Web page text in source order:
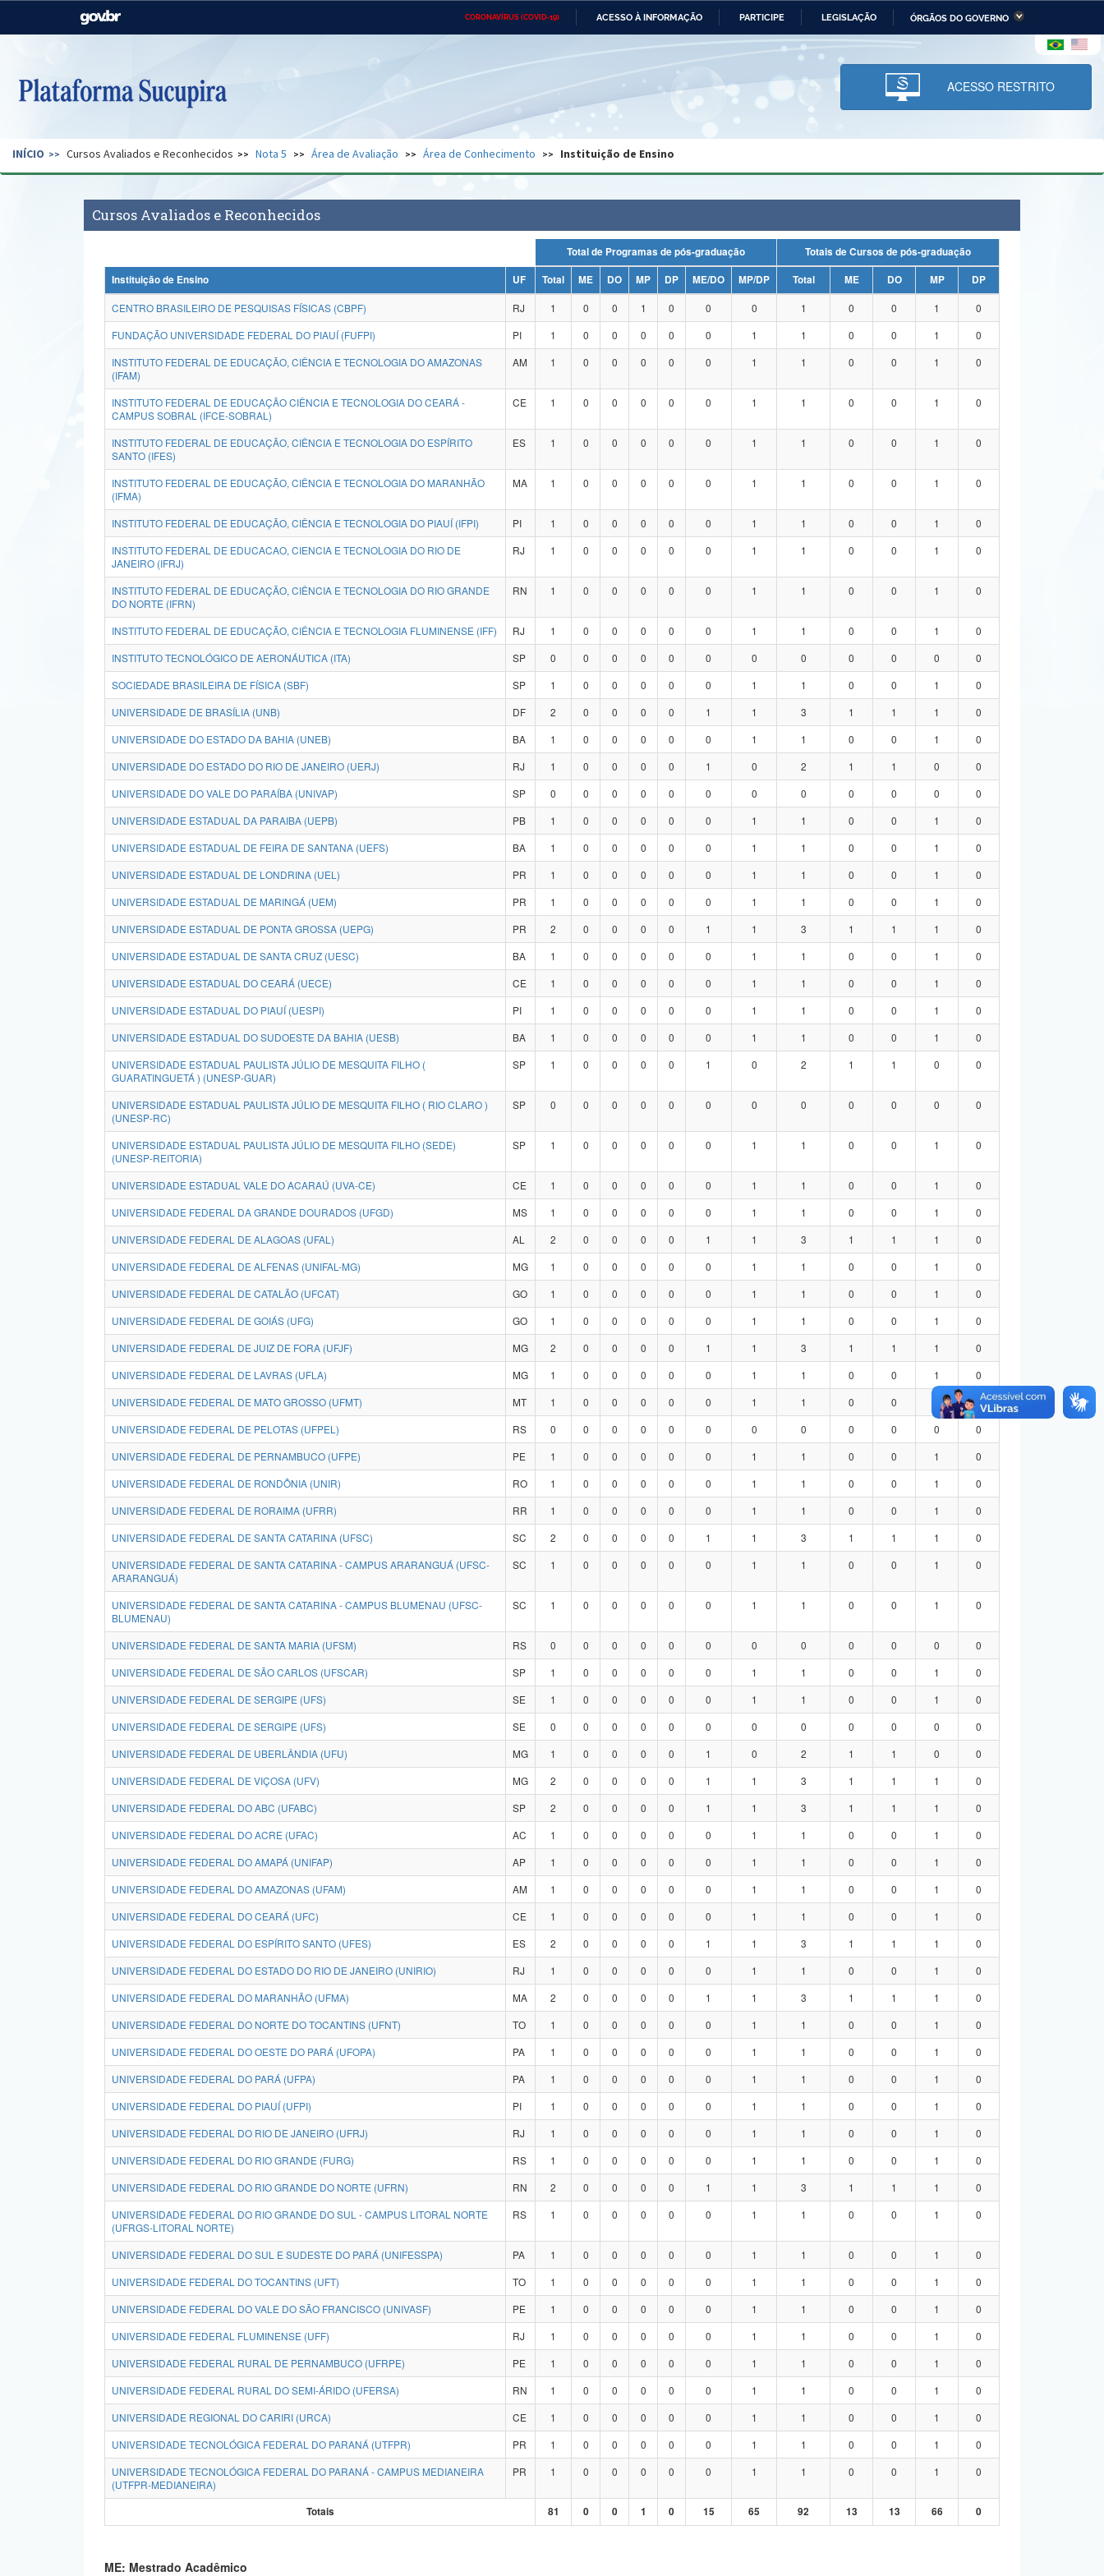
CORONAVÍRUS (COVID-19) ACESSO À INFORMAÇÃO PARTICIPE LEGISLAÇÃO ÓRGÃOS DO GOVERNO
Casa Civil Ministério das Relações Ministério da Economia Ministério da Infraestrutura
Pecuária e Abastecimento
Ministério da Ciência,
Tecnologia, Inovações e
Comunicações
Ministério do Desenvolvimento
Regional e dos Direitos Humanos
Secretaria de Governo Gabinete de Segurança Advocacia-Geral da União Banco Central do Brasil Planalto
ACESSO RESTRITO
INÍCIO Cursos Avaliados e Reconhecidos Nota 5 Área de Avaliação Área de Conhecimento Instituição de Ensino
Cursos Avaliados e Reconhecidos
Total de Programas de pós-graduação
Totais de Cursos de pós-graduação
Instituição de Ensino
UF Total ME DO MP DP ME/DO MP/DP Total ME DO MP
DP
CENTRO BRASILEIRO DE PESQUISAS FÍSICAS (CBPF)
RJ 1 0 0 1 0 0 0 1 0 0 1
0
FUNDAÇÃO UNIVERSIDADE FEDERAL DO PIAUÍ (FUFPI)
PI 1 0 0 0 0 0 1 1 0 0 1
0
INSTITUTO FEDERAL DE EDUCAÇÃO, CIÊNCIA E TECNOLOGIA DO AMAZONAS
(IFAM)
AM 1 0 0 0 0 0 1 1 0 0 1 0
INSTITUTO FEDERAL DE EDUCAÇÃO CIÊNCIA E TECNOLOGIA DO CEARÁ -
CAMPUS SOBRAL (IFCE-SOBRAL)
CE 1 0 0 0 0 0 1 1 0 0 1 0
INSTITUTO FEDERAL DE EDUCAÇÃO, CIÊNCIA E TECNOLOGIA DO ESPÍRITO
SANTO (IFES)
ES 1 0 0 0 0 0 1 1 0 0 1 0
INSTITUTO FEDERAL DE EDUCAÇÃO, CIÊNCIA E TECNOLOGIA DO MARANHÃO
(IFMA)
MA 1 0 0 0 0 0 1 1 0 0 1 0
INSTITUTO FEDERAL DE EDUCAÇÃO, CIÊNCIA E TECNOLOGIA DO PIAUÍ (IFPI) PI 1 0 0 0 0 0 1 1 0 0 1
0
INSTITUTO FEDERAL DE EDUCACAO, CIENCIA E TECNOLOGIA DO RIO DE
JANEIRO (IFRJ)
RJ 1 0 0 0 0 0 1 1 0 0 1 0
INSTITUTO FEDERAL DE EDUCAÇÃO, CIÊNCIA E TECNOLOGIA DO RIO GRANDE
DO NORTE (IFRN)
RN 1 0 0 0 0 0 1 1 0 0 1 0
INSTITUTO FEDERAL DE EDUCAÇÃO, CIÊNCIA E TECNOLOGIA FLUMINENSE (IFF) RJ 1 0 0 0 0 0 1 1 0 0 1
0
INSTITUTO TECNOLÓGICO DE AERONÁUTICA (ITA)
SP 0 0 0 0 0 0 0 0 0 0 0
0
SOCIEDADE BRASILEIRA DE FÍSICA (SBF)
SP 1 0 0 0 0 0 1 1 0 0 1
0
UNIVERSIDADE DE BRASÍLIA (UNB)
DF 2 0 0 0 0 1 1 3 1 1 1
0
UNIVERSIDADE DO ESTADO DA BAHIA (UNEB)
BA 1 0 0 0 0 0 1 1 0 0 1
0
UNIVERSIDADE DO ESTADO DO RIO DE JANEIRO (UERJ)
RJ 1 0 0 0 0 1 0 2 1 1 0
0
UNIVERSIDADE DO VALE DO PARAÍBA (UNIVAP)
SP 0 0 0 0 0 0 0 0 0 0 0
0
UNIVERSIDADE ESTADUAL DA PARAIBA (UEPB)
PB 1 0 0 0 0 0 1 1 0 0 1
0
UNIVERSIDADE ESTADUAL DE FEIRA DE SANTANA (UEFS)
BA 1 0 0 0 0 0 1 1 0 0 1
0
UNIVERSIDADE ESTADUAL DE LONDRINA (UEL)
PR 1 0 0 0 0 0 1 1 0 0 1
0
UNIVERSIDADE ESTADUAL DE MARINGÁ (UEM)
PR 1 0 0 0 0 0 1 1 0 0 1
0
UNIVERSIDADE ESTADUAL DE PONTA GROSSA (UEPG)
PR 2 0 0 0 0 1 1 3 1 1 1
0
UNIVERSIDADE ESTADUAL DE SANTA CRUZ (UESC)
BA 1 0 0 0 0 0 1 1 0 0 1
0
UNIVERSIDADE ESTADUAL DO CEARÁ (UECE)
CE 1 0 0 0 0 0 1 1 0 0 1
0
UNIVERSIDADE ESTADUAL DO PIAUÍ (UESPI)
PI 1 0 0 0 0 0 1 1 0 0 1
0
UNIVERSIDADE ESTADUAL DO SUDOESTE DA BAHIA (UESB)
BA 1 0 0 0 0 0 1 1 0 0 1
0
UNIVERSIDADE ESTADUAL PAULISTA JÚLIO DE MESQUITA FILHO (
GUARATINGUETÁ ) (UNESP-GUAR)
SP 1 0 0 0 0 1 0 2 1 1 0 0
UNIVERSIDADE ESTADUAL PAULISTA JÚLIO DE MESQUITA FILHO ( RIO CLARO )
(UNESP-RC)
SP 0 0 0 0 0 0 0 0 0 0 0 0
UNIVERSIDADE ESTADUAL PAULISTA JÚLIO DE MESQUITA FILHO (SEDE)
(UNESP-REITORIA)
SP 1 0 0 0 0 0 1 1 0 0 1 0
UNIVERSIDADE ESTADUAL VALE DO ACARAÚ (UVA-CE) CE 1 0 0 0 0 0 1 1 0 0 1
0
UNIVERSIDADE FEDERAL DA GRANDE DOURADOS (UFGD)
MS 1 0 0 0 0 0 1 1 0 0 1
0
UNIVERSIDADE FEDERAL DE ALAGOAS (UFAL)
AL 2 0 0 0 0 1 1 3 1 1 1
0
UNIVERSIDADE FEDERAL DE ALFENAS (UNIFAL-MG)
MG 1 0 0 0 0 0 1 1 0 0 1
0
UNIVERSIDADE FEDERAL DE CATALÃO (UFCAT)
GO 1 0 0 0 0 0 1 1 0 0 1
0
UNIVERSIDADE FEDERAL DE GOIÁS (UFG)
GO 1 0 0 0 0 0 1 1 0 0 1
0
UNIVERSIDADE FEDERAL DE JUIZ DE FORA (UFJF)
MG 2 0 0 0 0 1 1 3 1 1 1
0
UNIVERSIDADE FEDERAL DE LAVRAS (UFLA)
MG 1 0 0 0 0 0 1 1 0 0 1
0
UNIVERSIDADE FEDERAL DE MATO GROSSO (UFMT)
MT 1 0 0 0 0 0 1 1 0 0
0
UNIVERSIDADE FEDERAL DE PELOTAS (UFPEL)
RS 0 0 0 0 0 0 0 0 0 0 0
0
UNIVERSIDADE FEDERAL DE PERNAMBUCO (UFPE)
PE 1 0 0 0 0 0 1 1 0 0 1
0
UNIVERSIDADE FEDERAL DE RONDÔNIA (UNIR)
RO 1 0 0 0 0 0 1 1 0 0 1
0
UNIVERSIDADE FEDERAL DE RORAIMA (UFRR)
RR 1 0 0 0 0 0 1 1 0 0 1
0
UNIVERSIDADE FEDERAL DE SANTA CATARINA (UFSC)
SC 2 0 0 0 0 1 1 3 1 1 1
0
UNIVERSIDADE FEDERAL DE SANTA CATARINA - CAMPUS ARARANGUÁ (UFSC-
ARARANGUÁ)
SC 1 0 0 0 0 0 1 1 0 0 1 0
UNIVERSIDADE FEDERAL DE SANTA CATARINA - CAMPUS BLUMENAU (UFSC-
BLUMENAU)
SC 1 0 0 0 0 0 1 1 0 0 1 0
UNIVERSIDADE FEDERAL DE SANTA MARIA (UFSM) RS 0 0 0 0 0 0 0 0 0 0 0
0
UNIVERSIDADE FEDERAL DE SÃO CARLOS (UFSCAR)
SP 1 0 0 0 0 0 1 1 0 0 1
0
UNIVERSIDADE FEDERAL DE SERGIPE (UFS)
SE 1 0 0 0 0 0 1 1 0 0 1
0
UNIVERSIDADE FEDERAL DE SERGIPE (UFS)
SE 0 0 0 0 0 0 0 0 0 0 0
0
UNIVERSIDADE FEDERAL DE UBERLÂNDIA (UFU)
MG 1 0 0 0 0 1 0 2 1 1 0
0
UNIVERSIDADE FEDERAL DE VIÇOSA (UFV)
MG 2 0 0 0 0 1 1 3 1 1 1
0
UNIVERSIDADE FEDERAL DO ABC (UFABC)
SP 2 0 0 0 0 1 1 3 1 1 1
0
UNIVERSIDADE FEDERAL DO ACRE (UFAC)
AC 1 0 0 0 0 0 1 1 0 0 1
0
UNIVERSIDADE FEDERAL DO AMAPÁ (UNIFAP)
AP 1 0 0 0 0 0 1 1 0 0 1
0
UNIVERSIDADE FEDERAL DO AMAZONAS (UFAM)
AM 1 0 0 0 0 0 1 1 0 0 1
0
UNIVERSIDADE FEDERAL DO CEARÁ (UFC)
CE 1 0 0 0 0 0 1 1 0 0 1
0
UNIVERSIDADE FEDERAL DO ESPÍRITO SANTO (UFES)
ES 2 0 0 0 0 1 1 3 1 1 1
0
UNIVERSIDADE FEDERAL DO ESTADO DO RIO DE JANEIRO (UNIRIO)
RJ 1 0 0 0 0 0 1 1 0 0 1
0
UNIVERSIDADE FEDERAL DO MARANHÃO (UFMA)
MA 2 0 0 0 0 1 1 3 1 1 1
0
UNIVERSIDADE FEDERAL DO NORTE DO TOCANTINS (UFNT)
TO 1 0 0 0 0 0 1 1 0 0 1
0
UNIVERSIDADE FEDERAL DO OESTE DO PARÁ (UFOPA)
PA 1 0 0 0 0 0 1 1 0 0 1
0
UNIVERSIDADE FEDERAL DO PARÁ (UFPA)
PA 1 0 0 0 0 0 1 1 0 0 1
0
UNIVERSIDADE FEDERAL DO PIAUÍ (UFPI)
PI 1 0 0 0 0 0 1 1 0 0 1
0
UNIVERSIDADE FEDERAL DO RIO DE JANEIRO (UFRJ)
RJ 1 0 0 0 0 0 1 1 0 0 1
0
UNIVERSIDADE FEDERAL DO RIO GRANDE (FURG)
RS 1 0 0 0 0 0 1 1 0 0 1
0
UNIVERSIDADE FEDERAL DO RIO GRANDE DO NORTE (UFRN)
RN 2 0 0 0 0 1 1 3 1 1 1
0
UNIVERSIDADE FEDERAL DO RIO GRANDE DO SUL - CAMPUS LITORAL NORTE
(UFRGS-LITORAL NORTE)
RS 1 0 0 0 0 0 1 1 0 0 1 0
UNIVERSIDADE FEDERAL DO SUL E SUDESTE DO PARÁ (UNIFESSPA) PA 1 0 0 0 0 0 1 1 0 0 1
0
UNIVERSIDADE FEDERAL DO TOCANTINS (UFT)
TO 1 0 0 0 0 0 1 1 0 0 1
0
UNIVERSIDADE FEDERAL DO VALE DO SÃO FRANCISCO (UNIVASF)
PE 1 0 0 0 0 0 1 1 0 0 1
0
UNIVERSIDADE FEDERAL FLUMINENSE (UFF)
RJ 1 0 0 0 0 0 1 1 0 0 1
0
UNIVERSIDADE FEDERAL RURAL DE PERNAMBUCO (UFRPE)
PE 1 0 0 0 0 0 1 1 0 0 1
0
UNIVERSIDADE FEDERAL RURAL DO SEMI-ÁRIDO (UFERSA)
RN 1 0 0 0 0 0 1 1 0 0 1
0
UNIVERSIDADE REGIONAL DO CARIRI (URCA)
CE 1 0 0 0 0 0 1 1 0 0 1
0
UNIVERSIDADE TECNOLÓGICA FEDERAL DO PARANÁ (UTFPR)
PR 1 0 0 0 0 0 1 1 0 0 1
0
UNIVERSIDADE TECNOLÓGICA FEDERAL DO PARANÁ - CAMPUS MEDIANEIRA
(UTFPR-MEDIANEIRA)
PR 1 0 0 0 0 0 1 1 0 0 1 0
Totais 81 0 0 1 0 15 65 92 13 13 66 0
ME: Mestrado Acadêmico